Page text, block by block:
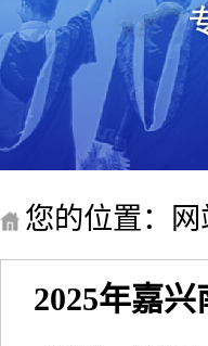
您的位置：
2025年嘉